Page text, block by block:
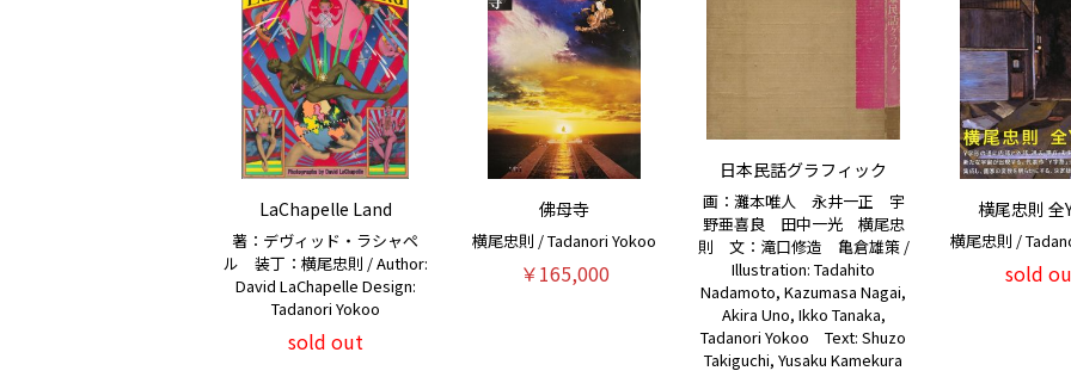
LaChapelle Land
著：デヴィッド・ラシャペ
ル 装丁：横尾忠則 / Author:
David LaChapelle Design:
Tadanori Yokoo
sold out
佛母寺
横尾忠則 / Tadanori Yokoo
￥165,000
日本民話グラフィック
画：灘本唯人 永井一正 宇
野亜喜良 田中一光 横尾忠
則 文：滝口修造 亀倉雄策 /
Illustration: Tadahito
Nadamoto, Kazumasa Nagai,
Akira Uno, Ikko Tanaka,
Tadanori Yokoo Text: Shuzo
Takiguchi, Yusaku Kamekura
横尾忠則 全
横尾忠則 /
sold